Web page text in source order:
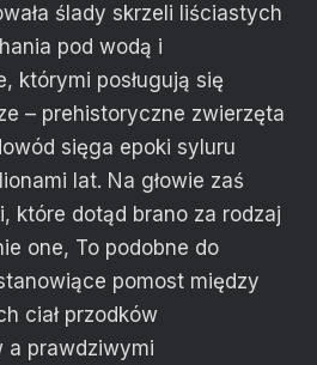
ślady skrzeli liściastych
pod wodą i
którymi posługują się
– prehistoryczne zwierzęta
sięga epoki syluru
lat. Na głowie zaś
które dotąd brano za rodzaj
one, To podobne do
pomost między
ciał przodków
a prawdziwymi